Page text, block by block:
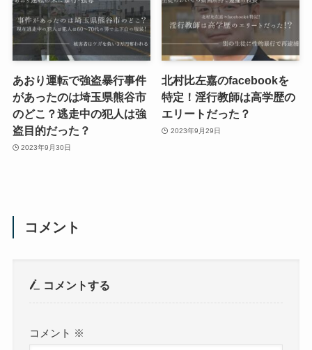
あおり運転で強盗暴行事件
があったのは埼玉県熊谷市
のどこ？逃走中の犯人は強
盗目的だった？
2023年9月30日
北村比左嘉のfacebookを
特定！淫行教師は高学歴の
エリートだった？
2023年9月29日
コメント
コメントする
コメント ※